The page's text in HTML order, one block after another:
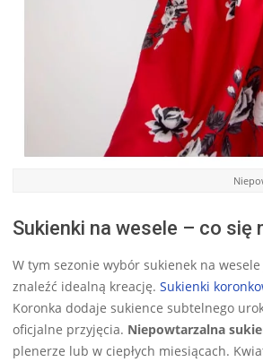
Sukienki na wesele – co się
W tym sezonie wybór sukienek na
znaleźć idealną kreację. Sukienki
Koronka dodaje sukience subtelnego
oficjalne przyjęcia. Niepowtarzalna
plenerze lub w ciepłych miesiącach.